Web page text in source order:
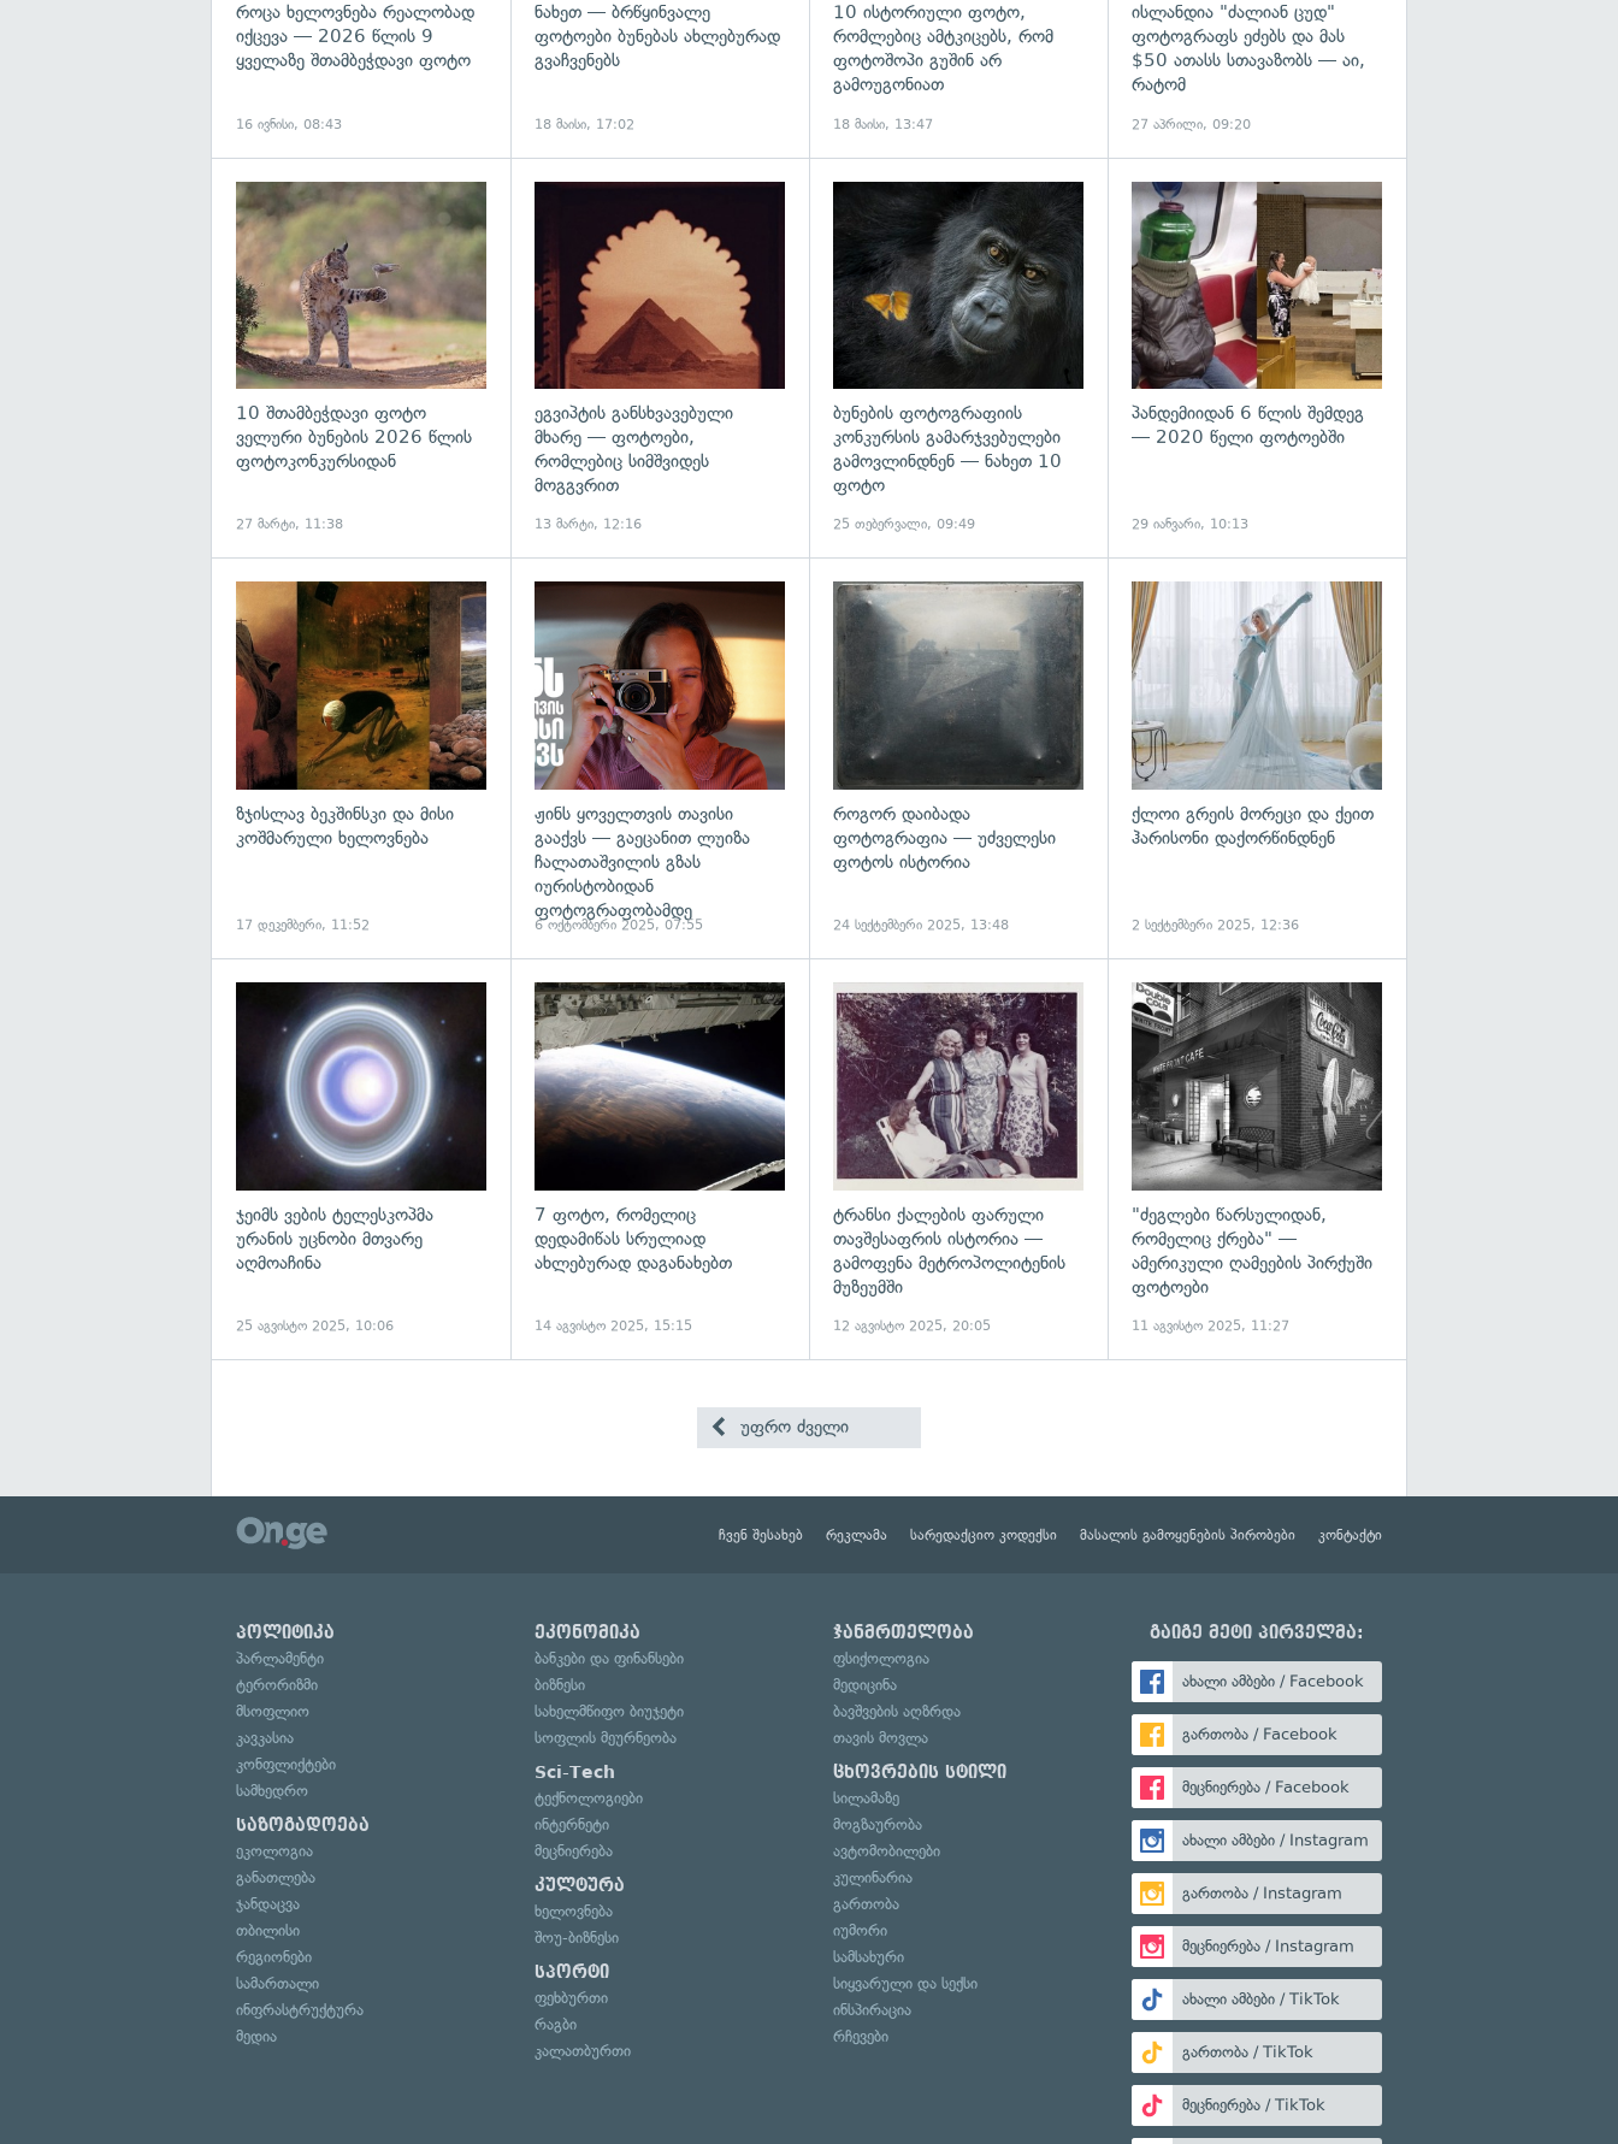
როცა ხელოვნება რეალობად
იქცევა — 2026 წლის 9
ყველაზე შთამბეჭდავი ფოტო
16 ივნისი, 08:43
ნახეთ — ბრწყინვალე
ფოტოები ბუნებას ახლებურად
გვაჩვენებს
18 მაისი, 17:02
10 ისტორიული ფოტო,
რომლებიც ამტკიცებს, რომ
ფოტოშოპი გუშინ არ
გამოუგონიათ
18 მაისი, 13:47
ისლანდია "ძალიან ცუდ"
ფოტოგრაფს ეძებს და მას
$50 ათასს სთავაზობს — აი,
რატომ
27 აპრილი, 09:20
10 შთამბეჭდავი ფოტო
ველური ბუნების 2026 წლის
ფოტოკონკურსიდან
27 მარტი, 11:38
გადახედვა
ეგვიპტის განსხვავებული
მხარე — ფოტოები,
რომლებიც სიმშვიდეს
მოგგვრით
13 მარტი, 12:16
გადახედვა
ბუნების ფოტოგრაფიის
კონკურსის გამარჯვებულები
გამოვლინდნენ — ნახეთ 10
ფოტო
25 თებერვალი, 09:49
პანდემიიდან 6 წლის შემდეგ
— 2020 წელი ფოტოებში
29 იანვარი, 10:13
ზჯისლავ ბეკშინსკი და მისი
კოშმარული ხელოვნება
17 დეკემბერი, 11:52
ჟინს ყოველთვის თავისი
გააქვს — გაეცანით ლუიზა
ჩალათაშვილის გზას
იურისტობიდან
ფოტოგრაფობამდე
6 ოქტომბერი 2025, 07:55
გადახედვა
როგორ დაიბადა
ფოტოგრაფია — უძველესი
ფოტოს ისტორია
24 სექტემბერი 2025, 13:48
ქლოი გრეის მორეცი და ქეით
ჰარისონი დაქორწინდნენ
2 სექტემბერი 2025, 12:36
გადახედვა
ჯეიმს ვების ტელესკოპმა
ურანის უცნობი მთვარე
აღმოაჩინა
25 აგვისტო 2025, 10:06
7 ფოტო, რომელიც
დედამიწას სრულიად
ახლებურად დაგანახებთ
14 აგვისტო 2025, 15:15
გადახედვა
ტრანსი ქალების ფარული
თავშესაფრის ისტორია —
გამოფენა მეტროპოლიტენის
მუზეუმში
12 აგვისტო 2025, 20:05
"ძეგლები წარსულიდან,
რომელიც ქრება" —
ამერიკული ღამეების პირქუში
ფოტოები
11 აგვისტო 2025, 11:27
უფრო ძველი
ჩვენ შესახებ რეკლამა სარედაქციო კოდექსი მასალის გამოყენების პირობები კონტაქტი
პოლიტიკა
პარლამენტი
ტერორიზმი
მსოფლიო
კავკასია
კონფლიქტები
სამხედრო
საზოგადოება
ეკოლოგია
განათლება
ჯანდაცვა
თბილისი
რეგიონები
სამართალი
ინფრასტრუქტურა
მედია
ეკონომიკა
ბანკები და ფინანსები
ბიზნესი
სახელმწიფო ბიუჯეტი
სოფლის მეურნეობა
Sci-Tech
ტექნოლოგიები
ინტერნეტი
მეცნიერება
კულტურა
ხელოვნება
შოუ-ბიზნესი
სპორტი
ფეხბურთი
რაგბი
კალათბურთი
ჯანმრთელობა
ფსიქოლოგია
მედიცინა
ბავშვების აღზრდა
თავის მოვლა
ცხოვრების სტილი
სილამაზე
მოგზაურობა
ავტომობილები
კულინარია
გართობა
იუმორი
სამსახური
სიყვარული და სექსი
ინსპირაცია
რჩევები
გაიგე მეტი პირველმა:
ახალი ამბები / Facebook
გართობა / Facebook
მეცნიერება / Facebook
ახალი ამბები / Instagram
გართობა / Instagram
მეცნიერება / Instagram
ახალი ამბები / TikTok
გართობა / TikTok
მეცნიერება / TikTok